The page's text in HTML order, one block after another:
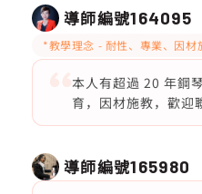
導師編號164095
*教學理念 - 耐性、專業、因
本人有超過 20 年鋼
育，因材施教，歡迎
導師編號165980